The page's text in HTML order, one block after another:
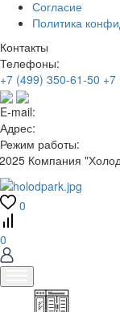
Согласие
Политика
Контакты
Телефоны:
+7 (499) 350-61-50 +7
E-mail:
Адрес:
Режим работы:
Компания
0
0